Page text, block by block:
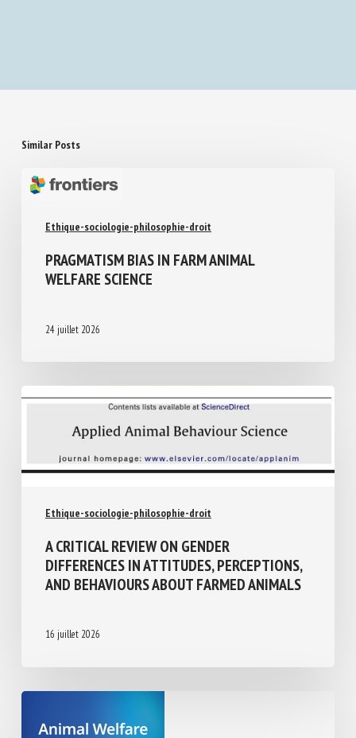
Similar Posts
Ethique-sociologie-philosophie-droit
PRAGMATISM BIAS IN FARM ANIMAL
WELFARE SCIENCE
24 juillet 2026
Ethique-sociologie-philosophie-droit
A CRITICAL REVIEW ON GENDER
DIFFERENCES IN ATTITUDES,
PERCEPTIONS, AND BEHAVIOURS ABOUT